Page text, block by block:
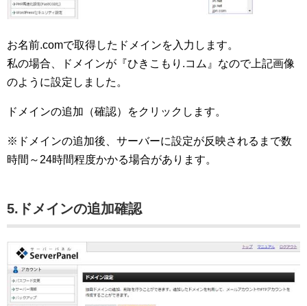
お名前.comで取得したドメインを入力します。
私の場合、ドメインが『ひきこもり.コム』なので上記画像
のように設定しました。
ドメインの追加（確認）をクリックします。
※ドメインの追加後、サーバーに設定が反映されるまで数
時間～24時間程度かかる場合があります。
5.ドメインの追加確認